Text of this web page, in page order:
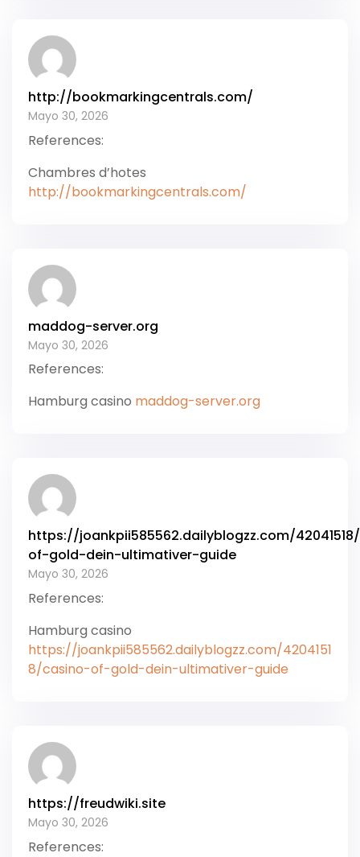
http://bookmarkingcentrals.com/
Mayo 30, 2026
References:
Chambres d’hotes
http://bookmarkingcentrals.com/
maddog-server.org
Mayo 30, 2026
References:
Hamburg casino maddog-server.org
https://joankpii585562.dailyblogzz.com/
of-gold-dein-ultimativer-guide
Mayo 30, 2026
References:
Hamburg casino
https://joankpii585562.dailyblogzz.com/4204151
8/casino-of-gold-dein-ultimativer-guide
https://freudwiki.site
Mayo 30, 2026
References: